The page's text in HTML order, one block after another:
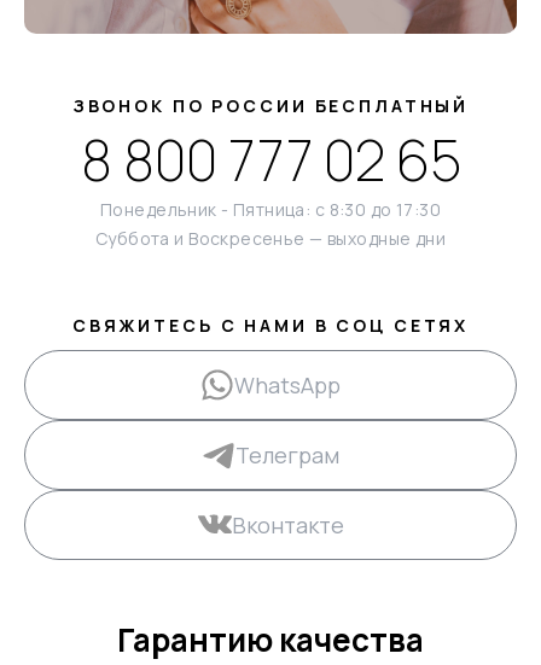
ЗВОНОК ПО РОССИИ БЕСПЛАТНЫЙ
8 800 777 02 65
Понедельник - Пятница: с 8:30 до 17:30
Суббота и Воскресенье — выходные дни
СВЯЖИТЕСЬ С НАМИ В СОЦ СЕТЯХ
WhatsApp
Телеграм
Вконтакте
Гарантию качества